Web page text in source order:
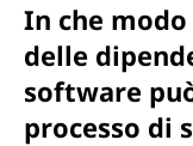
In che
delle
software
processo di